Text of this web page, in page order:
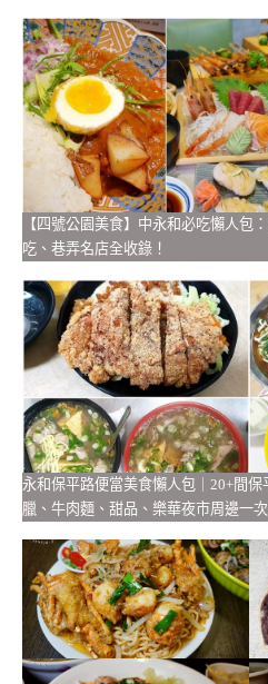
【四號公園美食】中永和必吃懶人包
吃、巷弄名店全收錄！
永和保平路便當美食懶人包｜20+間
臘、牛肉麵、甜品、樂華夜市周邊一次